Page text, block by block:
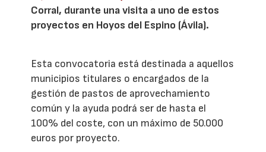
Corral, durante una visita a uno de estos
proyectos en Hoyos del Espino (Ávila).
Esta convocatoria está destinada a aquellos
municipios titulares o encargados de la
gestión de pastos de aprovechamiento
común y la ayuda podrá ser de hasta el
100% del coste, con un máximo de 50.000
euros por proyecto.